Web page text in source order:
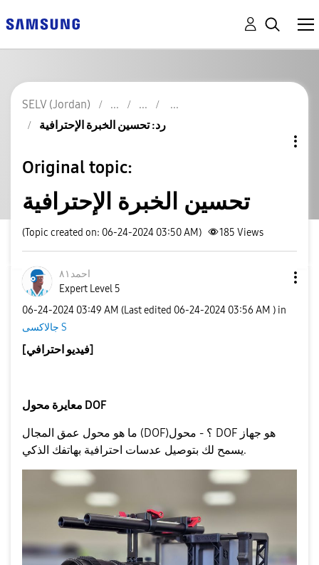
SELV (Jordan)
رد: تحسين الخبرة الإحترافية
Original topic:
تحسين الخبرة الإحترافية
(Topic created on: 06-24-2024 03:50 AM) 185 Views
احمد٨١
Expert Level 5
‎06-24-2024 03:49 AM (Last edited ‎06-24-2024 03:56 AM ) in
جالاكسى S
[فيديو احترافي]
معايرة محول DOF
ما هو محول عمق المجال (DOF)؟ - محول DOF هو جهاز
يسمح لك بتوصيل عدسات احترافية بهاتفك الذكي.